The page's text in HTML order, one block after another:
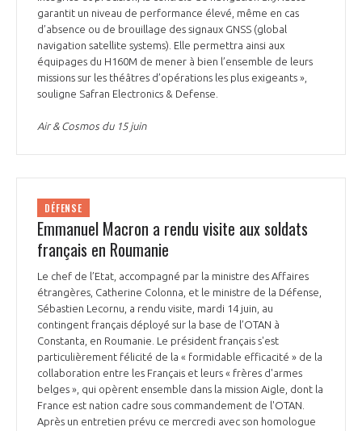
garantit un niveau de performance élevé, même en cas
d’absence ou de brouillage des signaux GNSS (global
navigation satellite systems). Elle permettra ainsi aux
équipages du H160M de mener à bien l’ensemble de leurs
missions sur les théâtres d’opérations les plus exigeants »,
souligne Safran Electronics & Defense.
Air & Cosmos du 15 juin
DÉFENSE
Emmanuel Macron a rendu visite aux soldats
français en Roumanie
Le chef de l’Etat, accompagné par la ministre des Affaires
étrangères, Catherine Colonna, et le ministre de la Défense,
Sébastien Lecornu, a rendu visite, mardi 14 juin, au
contingent français déployé sur la base de l’OTAN à
Constanta, en Roumanie. Le président français s'est
particulièrement félicité de la « formidable efficacité » de la
collaboration entre les Français et leurs « frères d'armes
belges », qui opèrent ensemble dans la mission Aigle, dont la
France est nation cadre sous commandement de l'OTAN.
Après un entretien prévu ce mercredi avec son homologue